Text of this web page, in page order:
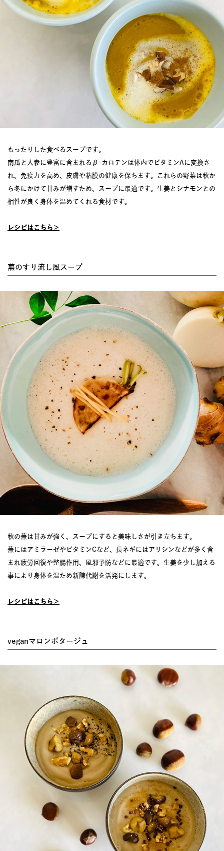
もったりした食べるスープです。
南瓜と人参に豊富に含まれるβ-カロテンは体内でビタミンAに変換さ
れ、免疫力を高め、皮膚や粘膜の健康を保ちます。これらの野菜は秋か
ら冬にかけて甘みが増すため、スープに最適です。生姜とシナモンとの
相性が良く身体を温めてくれる食材です。
レシピはこちら＞
蕪のすり流し風スープ
秋の蕪は甘みが強く、スープにすると美味しさが引き立ちます。
蕪にはアミラーゼやビタミンCなど、長ネギにはアリシンなどが多く含
まれ疲労回復や整腸作用、風邪予防などに最適です。生姜を少し加える
事により身体を温ため新陳代謝を活発にします。
レシピはこちら＞
veganマロンポタージュ